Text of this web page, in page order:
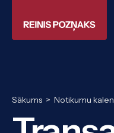
Sākums > Notikumu